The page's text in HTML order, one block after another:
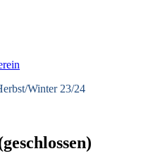
Winter 23/24